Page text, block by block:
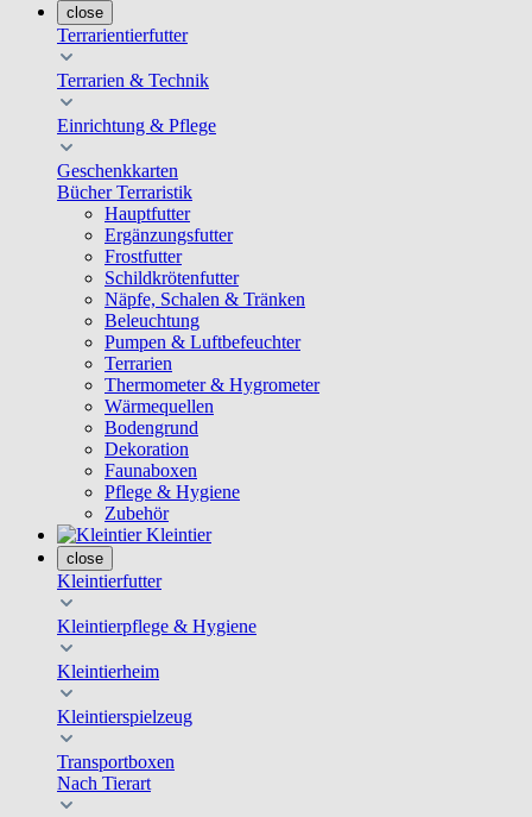
close
Terrarientierfutter
Terrarien & Technik
Einrichtung & Pflege
Geschenkkarten
Bücher Terraristik
Hauptfutter
Ergänzungsfutter
Frostfutter
Schildkrötenfutter
Näpfe, Schalen & Tränken
Beleuchtung
Pumpen & Luftbefeuchter
Terrarien
Thermometer & Hygrometer
Wärmequellen
Bodengrund
Dekoration
Faunaboxen
Pflege & Hygiene
Zubehör
Kleintier
close
Kleintierfutter
Kleintierpflege & Hygiene
Kleintierheim
Kleintierspielzeug
Transportboxen
Nach Tierart